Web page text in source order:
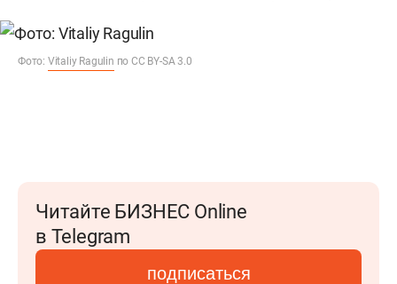
Фото: Vitaliy Ragulin по CC BY-SA 3.0
Читайте БИЗНЕС Online
в Telegram
подписаться